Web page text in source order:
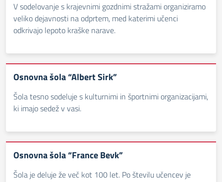
V sodelovanje s krajevnimi gozdnimi stražami organiziramo
veliko dejavnosti na odprtem, med katerimi učenci
odkrivajo lepoto kraške narave.
Osnovna šola “Albert Sirk”
Šola tesno sodeluje s kulturnimi in športnimi organizacijami,
ki imajo sedež v vasi.
Osnovna šola “France Bevk”
Šola je deluje že več kot 100 let. Po številu učencev je